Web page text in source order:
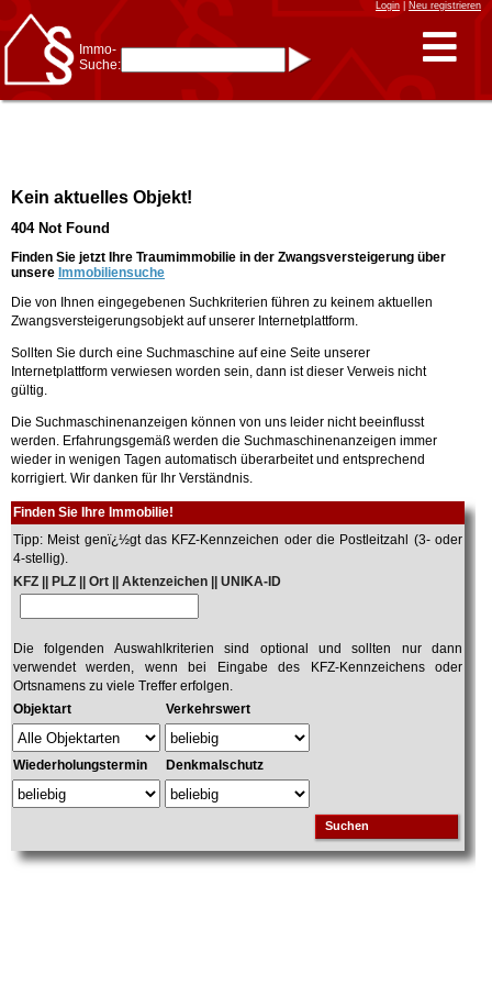
Login| Neu registrieren
Immo-
Suche:
* Suche verfeinern durch
Kombinieren
Frankfurt/Oder
am Main
Immobiliensuche
nach Kreis
nach Amtsgericht
Kein aktuelles Objekt!
404 Not Found
Finden Sie jetzt Ihre Traumimmobilie in der Zwangsversteigerung über
unsere Immobiliensuche
Die von Ihnen eingegebenen Suchkriterien führen zu keinem aktuellen
Zwangsversteigerungsobjekt auf unserer Internetplattform.
Sollten Sie durch eine Suchmaschine auf eine Seite unserer
Internetplattform verwiesen worden sein, dann ist dieser Verweis nicht
gültig.
Die Suchmaschinenanzeigen können von uns leider nicht beeinflusst
werden. Erfahrungsgemäß werden die Suchmaschinenanzeigen immer
wieder in wenigen Tagen automatisch überarbeitet und entsprechend
korrigiert. Wir danken für Ihr Verständnis.
Finden Sie Ihre Immobilie!
Tipp: Meist genï¿½gt das KFZ-Kennzeichen oder die Postleitzahl (3- oder
4-stellig).
KFZ || PLZ || Ort || Aktenzeichen || UNIKA-ID
Die folgenden Auswahlkriterien sind optional und sollten nur dann
verwendet werden, wenn bei Eingabe des KFZ-Kennzeichens oder
Ortsnamens zu viele Treffer erfolgen.
Objektart
Verkehrswert
Wiederholungstermin Denkmalschutz
Suchen